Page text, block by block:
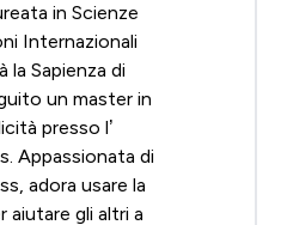
in Scienze
Internazionali
la Sapienza di
un master in
presso l’
Appassionata di
adora usare la
aiutare gli altri a